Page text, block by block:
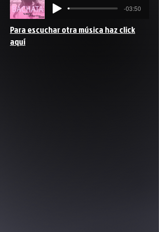
-03:50
Para escuchar otra música haz click
aquí